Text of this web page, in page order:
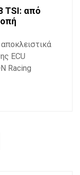
TSI: από
ECU
Racing